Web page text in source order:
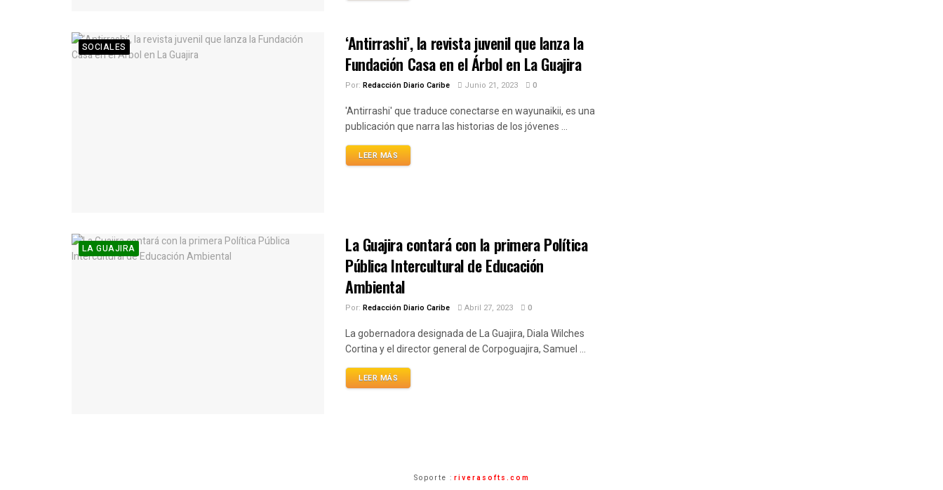
SOCIALES
‘Antirrashi’, la revista juvenil que lanza la
Fundación Casa en el Árbol en La Guajira
Por: Redacción Diario Caribe Junio 21, 2023 0
'Antirrashi' que traduce conectarse en wayunaikii, es una
publicación que narra las historias de los jóvenes ...
LEER MÁS
LA GUAJIRA
La Guajira contará con la primera Política
Pública Intercultural de Educación
Ambiental
Por: Redacción Diario Caribe Abril 27, 2023 0
La gobernadora designada de La Guajira, Diala Wilches
Cortina y el director general de Corpoguajira, Samuel ...
LEER MÁS
Soporte : riverasofts.com